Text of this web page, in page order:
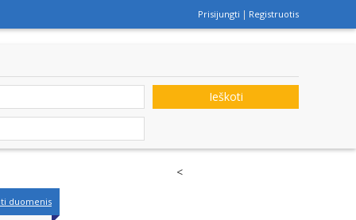
Prisijungti Registruotis
Ieškoti
duomenis
<